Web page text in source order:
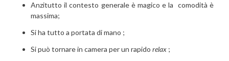
Anzitutto il contesto generale è magico e la comodità è
massima;
Si ha tutto a portata di mano ;
Si può tornare in camera per un rapido relax ;